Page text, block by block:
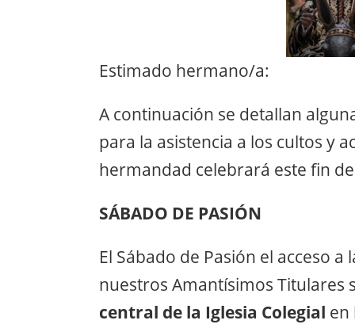
Estimado hermano/a:
A continuación se detallan
para la asistencia a los cultos y
hermandad celebrará este fin
SÁBADO DE PASIÓN
El Sábado de Pasión el acceso
nuestros Amantísimos Titulares
central de la Iglesia Colegial